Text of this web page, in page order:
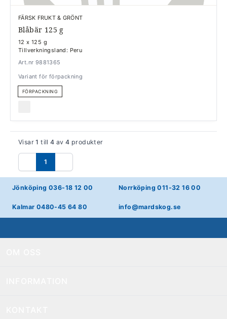
FÄRSK FRUKT & GRÖNT
Blåbär 125 g
12 x 125 g
Tillverkningsland: Peru
Art.nr 9881365
Variant för förpackning
FÖRPACKNING
Visar1 till4 av4 produkter
Föregående
1
Nästa
Jönköping 036-18 12 00 Norrköping 011-32 16 00
Kalmar 0480-45 64 80 info@mardskog.se